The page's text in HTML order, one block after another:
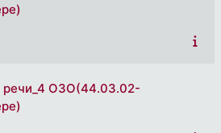
речи_4 ОЗО(44.03.02-